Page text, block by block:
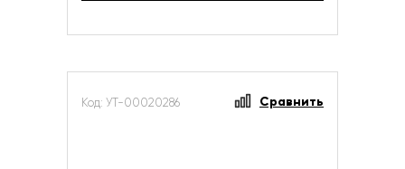
Код: УТ-00020286 Сравнить